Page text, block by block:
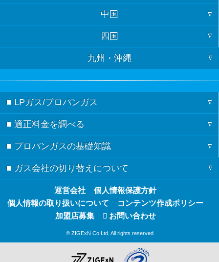
宮城
秋田
山形
埼玉
千葉
茨城
石川
富山
岐阜
長野
静岡
三重
山梨
大阪
兵庫
京都
滋賀
中国
山口
島根
鳥取
四国
徳島
香川
九州・沖縄
福岡
熊本
大分
宮崎
鹿児島
■ LPガス/プロパンガス
ガスの記事一覧
節約術
ガスの基礎知識
ガス会社の契約・見積もり
■ 適正料金を調べる
料金シミュレーション
都道府県別の料金相場
■ プロパンガスの基礎知識
検針票の見方
都市ガスとプロパンガスの違い
プロパンガスのメリット・デメリット
プロパンガスが高い理由
プロパンガスの節約方法
■ ガス会社の切り替えについて
ガス会社の切り替え方
ガス会社の切り替えのQ&A
ガス会社の切り替え体験談
運営会社
個人情報保護方針
個人情報の取り扱いについて
コンテンツ作成ポリシー
加盟店募集
お問い合わせ
© ZIGExN Co.Ltd. All rights reserved